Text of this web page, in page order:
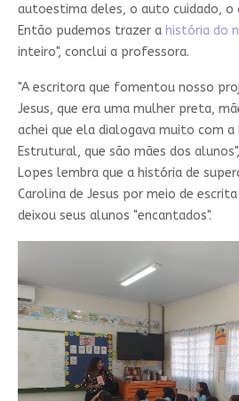
autoestima deles, o auto cuidado, o
Então pudemos trazer a história do
inteiro", conclui a professora.
"A escritora que fomentou nosso
Jesus, que era uma mulher preta,
achei que ela dialogava muito com a
Estrutural, que são mães dos
Lopes lembra que a história de
Carolina de Jesus por meio de
deixou seus alunos "encantados".